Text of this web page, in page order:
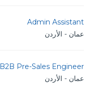
Admin Assistant
عمان - الأردن
B2B Pre-Sales Engineer
عمان - الأردن